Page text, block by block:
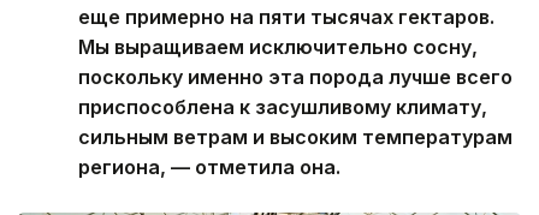
еще примерно на пяти тысячах гектаров.
Мы выращиваем исключительно сосну,
поскольку именно эта порода лучше всего
приспособлена к засушливому климату,
сильным ветрам и высоким температурам
региона, — отметила она.